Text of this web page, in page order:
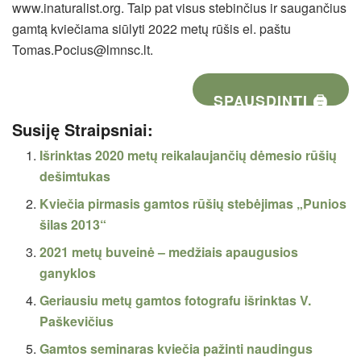
www.inaturalist.org. Taip pat visus stebinčius ir saugančius
gamtą kviečiama siūlyti 2022 metų rūšis el. paštu
Tomas.Pocius@lmnsc.lt.
SPAUSDINTI 🖨
Susiję Straipsniai:
Išrinktas 2020 metų reikalaujančių dėmesio rūšių
dešimtukas
Kviečia pirmasis gamtos rūšių stebėjimas „Punios
šilas 2013“
2021 metų buveinė – medžiais apaugusios
ganyklos
Geriausiu metų gamtos fotografu išrinktas V.
Paškevičius
Gamtos seminaras kviečia pažinti naudingus